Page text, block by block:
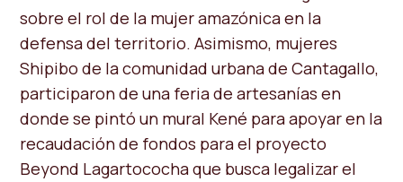
sobre el rol de la mujer amazónica en la
defensa del territorio. Asimismo, mujeres
Shipibo de la comunidad urbana de Cantagallo,
participaron de una feria de artesanías en
donde se pintó un mural Kené para apoyar en la
recaudación de fondos para el proyecto
Beyond Lagartococha que busca legalizar el